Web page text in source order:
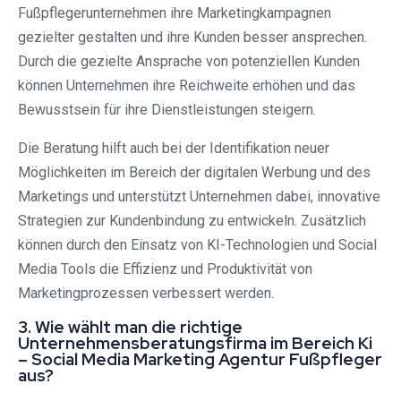
Fußpflegerunternehmen ihre Marketingkampagnen
gezielter gestalten und ihre Kunden besser ansprechen.
Durch die gezielte Ansprache von potenziellen Kunden
können Unternehmen ihre Reichweite erhöhen und das
Bewusstsein für ihre Dienstleistungen steigern.
Die Beratung hilft auch bei der Identifikation neuer
Möglichkeiten im Bereich der digitalen Werbung und des
Marketings und unterstützt Unternehmen dabei, innovative
Strategien zur Kundenbindung zu entwickeln. Zusätzlich
können durch den Einsatz von KI-Technologien und Social
Media Tools die Effizienz und Produktivität von
Marketingprozessen verbessert werden.
3. Wie wählt man die richtige
Unternehmensberatungsfirma im Bereich Ki
– Social Media Marketing Agentur Fußpfleger
aus?